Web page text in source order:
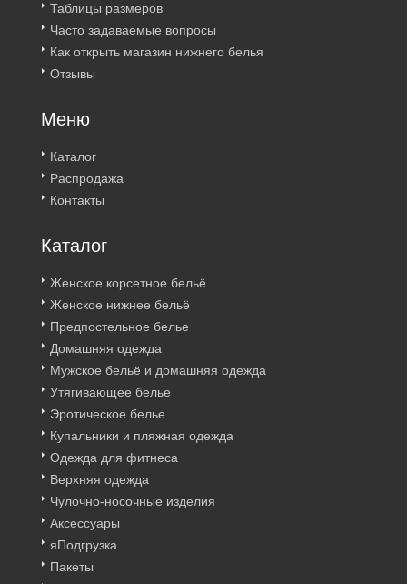
Таблицы размеров
Часто задаваемые вопросы
Как открыть магазин нижнего белья
Отзывы
Меню
Каталог
Распродажа
Контакты
Каталог
Женское корсетное бельё
Женское нижнее бельё
Предпостельное белье
Домашняя одежда
Мужское бельё и домашняя одежда
Утягивающее белье
Эротическое белье
Купальники и пляжная одежда
Одежда для фитнеса
Верхняя одежда
Чулочно-носочные изделия
Аксессуары
яПодгрузка
Пакеты